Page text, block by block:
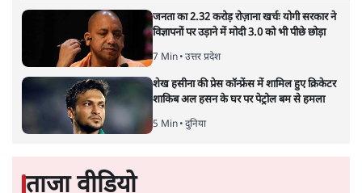
जनता का 2.32 करोड़ रोज़ाना खर्चः योगी सरकार ने
7 Min •उत्तर प्रदेश
शेख हसीना की प्रेस कॉन्फ्रेंस में शामिल हुए क्रिकेटर
शाकिब अल हसन के घर पर पेट्रोल बम से हमला